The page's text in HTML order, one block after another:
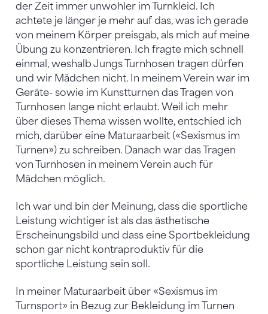
der Zeit immer unwohler im Turnkleid. Ich
achtete je länger je mehr auf das, was ich gerade
von meinem Körper preisgab, als mich auf meine
Übung zu konzentrieren. Ich fragte mich schnell
einmal, weshalb Jungs Turnhosen tragen dürfen
und wir Mädchen nicht. In meinem Verein war im
Geräte- sowie im Kunstturnen das Tragen von
Turnhosen lange nicht erlaubt. Weil ich mehr
über dieses Thema wissen wollte, entschied ich
mich, darüber eine Maturaarbeit («Sexismus im
Turnen») zu schreiben. Danach war das Tragen
von Turnhosen in meinem Verein auch für
Mädchen möglich.
Ich war und bin der Meinung, dass die sportliche
Leistung wichtiger ist als das ästhetische
Erscheinungsbild und dass eine Sportbekleidung
schon gar nicht kontraproduktiv für die
sportliche Leistung sein soll.
In meiner Maturaarbeit über «Sexismus im
Turnsport» in Bezug zur Bekleidung im Turnen